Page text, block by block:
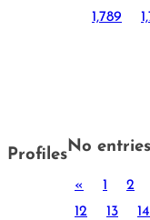
1,789
ProfilesNo
« 1 2
12
13 14